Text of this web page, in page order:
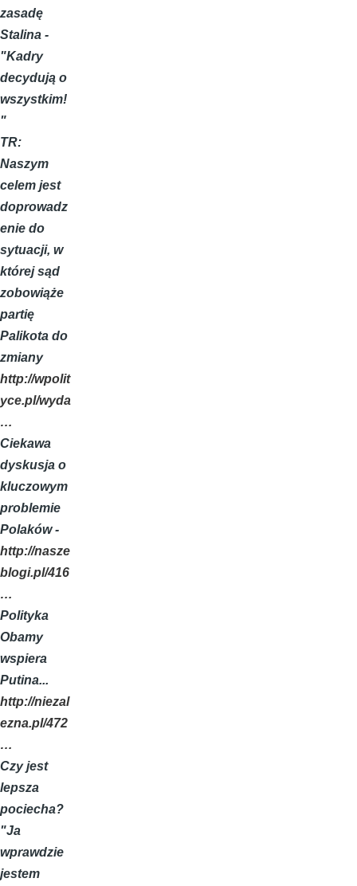
zasadę
Stalina -
"Kadry
decydują o
wszystkim!
"
TR:
Naszym
celem jest
doprowadz
enie do
sytuacji, w
której sąd
zobowiąże
partię
Palikota do
zmiany
http://wpolit
yce.pl/wyda
…
Ciekawa
dyskusja o
kluczowym
problemie
Polaków -
http://nasze
blogi.pl/416
…
Polityka
Obamy
wspiera
Putina...
http://niezal
ezna.pl/472
…
Czy jest
lepsza
pociecha?
"Ja
wprawdzie
jestem